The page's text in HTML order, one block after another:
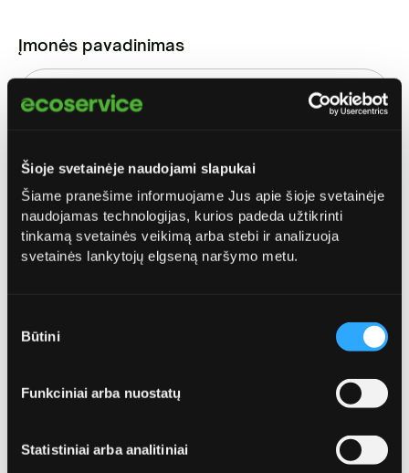
Šioje svetainėje naudojami slapukai
Šiame pranešime informuojame Jus apie šioje svetainėje
naudojamas technologijas, kurios padeda užtikrinti
tinkamą svetainės veikimą arba stebi ir analizuoja
svetainės lankytojų elgseną naršymo metu.
pasirinkimas
Būtini
Funkciniai arba nuostatų
Statistiniai arba analitiniai
Įmonės pavadinimas
Telefonas*
Specialūs poreikiai / komentarai